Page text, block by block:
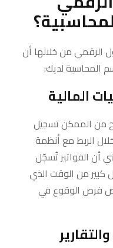
الرقمي من خلالها أن
المحاسبة لديك:
من الممكن تسجيل
الربط مع أنظمة
أن الفواتير تُسجّل
كبير من الوقت الذي
فرص الوقوع في